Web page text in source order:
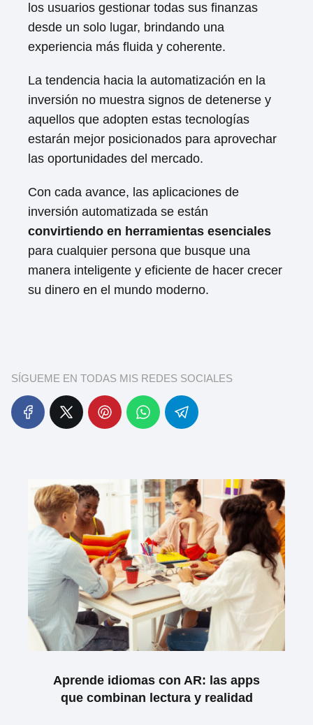
los usuarios gestionar todas sus finanzas
desde un solo lugar, brindando una
experiencia más fluida y coherente.
La tendencia hacia la automatización en la
inversión no muestra signos de detenerse y
aquellos que adopten estas tecnologías
estarán mejor posicionados para aprovechar
las oportunidades del mercado.
Con cada avance, las aplicaciones de
inversión automatizada se están
convirtiendo en herramientas esenciales
para cualquier persona que busque una
manera inteligente y eficiente de hacer crecer
su dinero en el mundo moderno.
SÍGUEME EN TODAS MIS REDES SOCIALES
Aprende idiomas con AR: las apps
que combinan lectura y realidad